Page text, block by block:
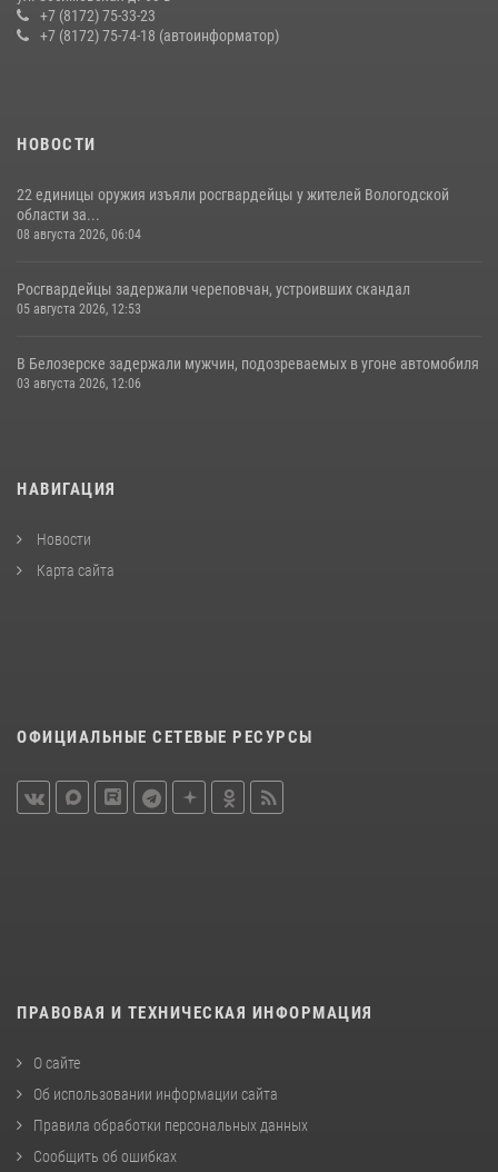
+7 (8172) 75-33-23
+7 (8172) 75-74-18 (автоинформатор)
НОВОСТИ
22 единицы оружия изъяли росгвардейцы у жителей Вологодской
области за...
08 августа 2026, 06:04
Росгвардейцы задержали череповчан, устроивших скандал
05 августа 2026, 12:53
В Белозерске задержали мужчин, подозреваемых в угоне автомобиля
03 августа 2026, 12:06
НАВИГАЦИЯ
Новости
Карта сайта
ОФИЦИАЛЬНЫЕ СЕТЕВЫЕ РЕСУРСЫ
ПРАВОВАЯ И ТЕХНИЧЕСКАЯ ИНФОРМАЦИЯ
О сайте
Об использовании информации сайта
Правила обработки персональных данных
Сообщить об ошибках